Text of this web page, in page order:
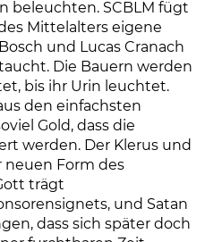
beleuchten. SCBLM fügt
Mittelalters eigene
und Lucas Cranach
Die Bauern werden
bis ihr Urin leuchtet.
den einfachsten
Gold, dass die
werden. Der Klerus und
neuen Form des
trägt
und Satan
dass sich später doch